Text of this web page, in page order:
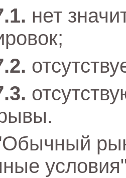
нет